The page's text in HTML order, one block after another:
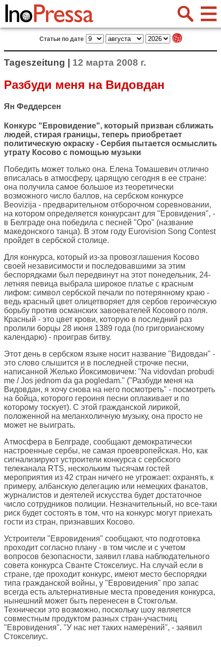
Статьи по дате
Tageszeitung | 12 марта 2008 г.
Разбуди меня на Видовдан
Ян Феддерсен
Конкурс "Евровидение", который призван сближать
людей, стирая границы, теперь приобретает
политическую окраску - Сербия пытается осмыслить
утрату Косово с помощью музыки
Победить может только она. Елена Томашевич отлично
вписалась в атмосферу, царящую сегодня в ее стране:
она получила самое большое из теоретически
возможного число баллов, на сербском конкурсе
Beovizija - предварительном отборочном соревновании,
на котором определяется конкурсант для "Еровидения", -
в Белграде она победила с песней "Оро" (название
македонского танца). В этом году Eurovision Song Contest
пройдет в сербской столице.
Для конкурса, который из-за провозглашения Косово
своей независимости и последовавшими за этим
беспорядками был передвинут на этот понедельник, 24-
летняя певица выбрала широкое платье с красным
лифом: символ сербской печали по потерянному краю -
ведь красный цвет олицетворяет для сербов героическую
борьбу против османских завоевателей Косового поля.
Красный - это цвет крови, которую в последний раз
пролили борцы 28 июня 1389 года (по григорианскому
календарю) - проиграв битву.
Этот день в сербском языке носит название "Видовдан" -
это слово слышится и в последней строчке песни,
написанной Желько Йоксимовичем: "Na vidovdan probudi
me / Jos jednom da ga pogledam." ("Разбуди меня на
Видовдан, я хочу снова на него посмотреть" - посмотреть
на бойца, которого героиня песни оплакивает и по
которому тоскует). С этой гражданской лирикой,
положенной на меланхоличную музыку, она просто не
может не выиграть.
Атмосфера в Белграде, сообщают демократически
настроенные сербы, не самая проевропейская. Но, как
сигнализируют устроители конкурса с сербского
телеканала RTS, нескольким тысячам гостей
мероприятия из 42 стран ничего не угрожает: охранять, к
примеру, албанскую делегацию или немецких фанатов,
журналистов и деятелей искусства будет достаточное
число сотрудников полиции. Незначительный, но все-таки
риск будет состоять в том, что на конкурс могут приехать
гости из стран, признавших Косово.
Устроители "Евровидения" сообщают, что подготовка
проходит согласно плану - в том числе и с учетом
вопросов безопасности, заявил глава наблюдательного
совета конкурса Сванте Стокселиус. На случай если в
стране, где проходит конкурс, имеют место беспорядки
типа гражданской войны, у "Евровидения" про запас
всегда есть альтернативные места проведения конкурса,
нынешний может быть перенесен в Стокгольм.
Технически это возможно, поскольку шоу является
совместным продуктом разных стран-участниц
"Евровидения". "У нас нет таких намерений", - заявил
Стокселиус.